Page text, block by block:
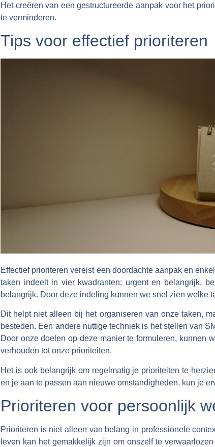
Het creëren van een gestructureerde aanpak voor het
te verminderen.
Tips voor effectief prioriteren
Effectief prioriteren vereist een doordachte aanpak en
taken indeelt in vier kwadranten: urgent en belangrijk,
belangrijk. Door deze indeling kunnen we snel zien welke
Dit helpt niet alleen bij het organiseren van onze taken,
besteden. Een andere nuttige techniek is het stellen van
Door onze doelen op deze manier te formuleren, kunnen
verhouden tot onze prioriteiten.
Het is ook belangrijk om regelmatig je prioriteiten te
en je aan te passen aan nieuwe omstandigheden, kun je
Prioriteren voor persoonlijk
Prioriteren is niet alleen van belang in professionele
leven kan het gemakkelijk zijn om onszelf te